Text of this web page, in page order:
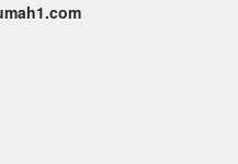
.com